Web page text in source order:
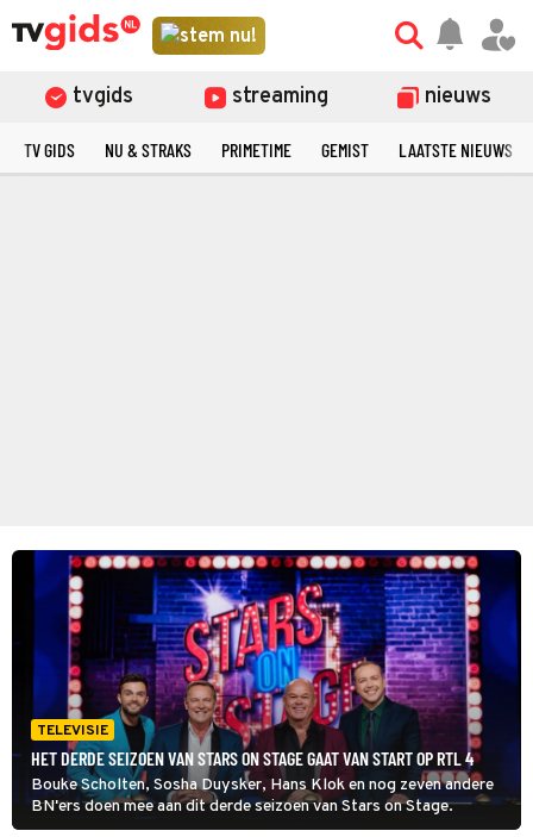
stem nu!
tvgids streaming nieuws
TV GIDS NU & STRAKS PRIMETIME GEMIST LAATSTE NIEUWS
TELEVISIE
HET DERDE SEIZOEN VAN STARS ON STAGE GAAT VAN START OP RTL 4
Bouke Scholten, Sosha Duysker, Hans Klok en nog zeven andere
BN'ers doen mee aan dit derde seizoen van Stars on Stage.